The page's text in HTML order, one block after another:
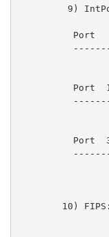
9)
Port
Port
Port
        10) FIPS: